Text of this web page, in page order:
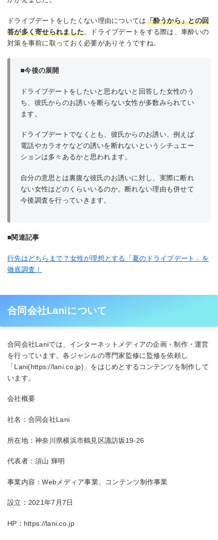
ドライブデートをしたくない理由については「酔うから」との回
答が多く寄せられました。ドライブデートをする際は、車酔いの
対策を事前に取っておく必要がありそうですね。
■今後の展開
ドライブデートをしたいと思わないと回答した女性のう
ち、彼氏からのお誘いを断らない女性が多数みられてい
ます。
ドライブデートでなくとも、彼氏からのお誘い、例えば
電話やカラオケなどの誘いを断れないというシチュエー
ションは多々あるかと思われます。
自分の意思とは裏腹な彼氏のお誘いに対し、実際に断れ
ない女性はどのくらいいるのか。断れない理由も併せて
今後調査を行っていきます。
■関連記事
行先はどちらまで？女性が理想とする「夏のドライブデート」を
徹底調査！
合同会社Laniについて
合同会社Laniでは、インターネットメディアの企画・制作・運営
を行っています。各ジャンルの専門家監修に監修を依頼し
「Lani(https://lani.co.jp)」をはじめとするコンテンツを制作して
います。
会社概要
社名：合同会社Lani
所在地：神奈川県横浜市鶴見区諏訪坂19-26
代表者：須山 輝明
事業内容：Webメディア事業、コンテンツ制作事業
設立：2021年7月7日
HP：https://lani.co.jp